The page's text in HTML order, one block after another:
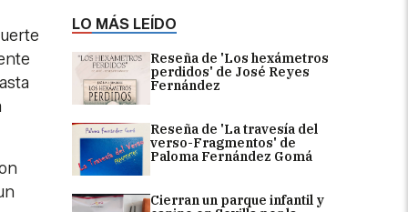
LO MÁS LEÍDO
Reseña de 'Los hexámetros
perdidos' de José Reyes
Fernández
Reseña de 'La travesía del
verso-Fragmentos' de
Paloma Fernández Gomá
Cierran un parque infantil y